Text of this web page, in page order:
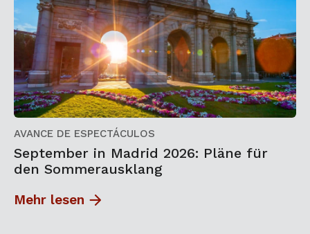
AVANCE DE ESPECTÁCULOS
September in Madrid 2026: Pläne für
den Sommerausklang
Mehr lesen